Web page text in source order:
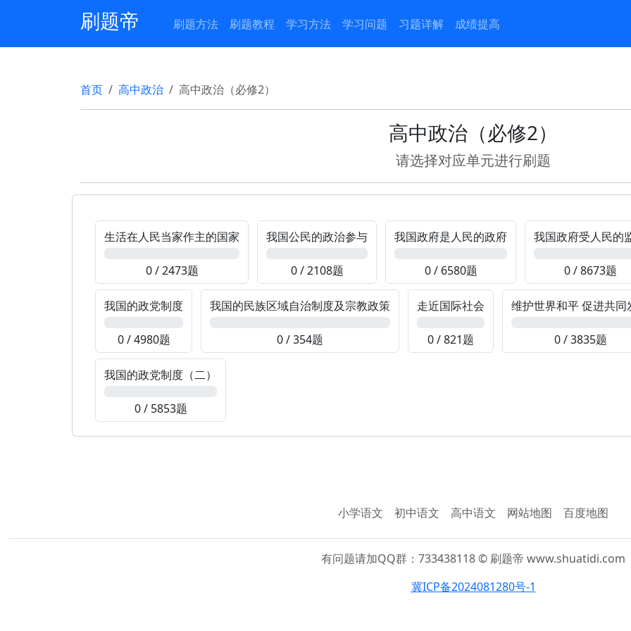
刷题帝 刷题方法 刷题教程 学习方法 学习问题 习题详解 成绩提高
首页 高中政治 高中政治（必修2）
高中政治（必修2）
请选择对应单元进行刷题
生活在人民当家作主的国家
0 / 2473题
我国公民的政治参与
0 / 2108题
我国政府是人民的政府
0 / 6580题
我国政府受人民的
0 / 8673题
我国的政党制度
0 / 4980题
我国的民族区域自治制度及宗教政策
0 / 354题
走近国际社会
0 / 821题
维护世界和平 促进共同
0 / 3835题
我国的政党制度（二）
0 / 5853题
小学语文 初中语文 高中语文 网站地图 百度地图
有问题请加QQ群：733438118 © 刷题帝 www.shuatidi.com
冀ICP备2024081280号-1